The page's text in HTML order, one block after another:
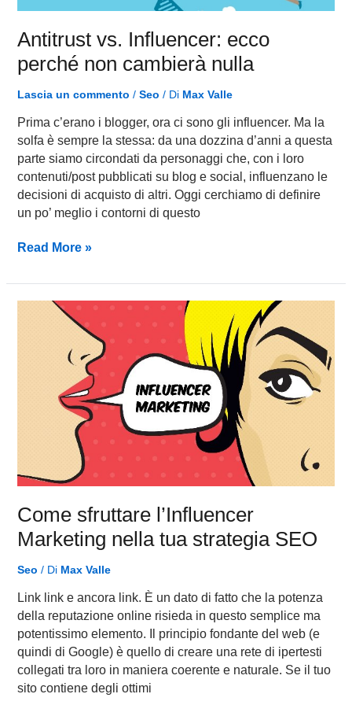
Antitrust vs. Influencer: ecco
perché non cambierà nulla
Lascia un commento / Seo / Di Max Valle
Prima c’erano i blogger, ora ci sono gli influencer. Ma la
solfa è sempre la stessa: da una dozzina d’anni a questa
parte siamo circondati da personaggi che, con i loro
contenuti/post pubblicati su blog e social, influenzano le
decisioni di acquisto di altri. Oggi cerchiamo di definire
un po’ meglio i contorni di questo
Read More »
Come sfruttare l’Influencer
Marketing nella tua strategia SEO
Seo / Di Max Valle
Link link e ancora link. È un dato di fatto che la potenza
della reputazione online risieda in questo semplice ma
potentissimo elemento. Il principio fondante del web (e
quindi di Google) è quello di creare una rete di ipertesti
collegati tra loro in maniera coerente e naturale. Se il tuo
sito contiene degli ottimi
Marketing